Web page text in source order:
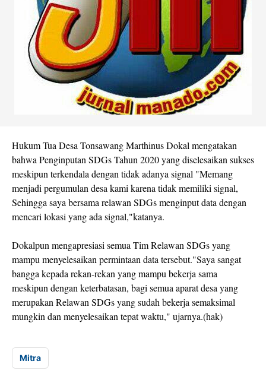
Hukum Tua Desa Tonsawang Marthinus Dokal mengatakan
bahwa Penginputan SDGs Tahun 2020 yang diselesaikan sukses
meskipun terkendala dengan tidak adanya signal "Memang
menjadi pergumulan desa kami karena tidak memiliki signal,
Sehingga saya bersama relawan SDGs menginput data dengan
mencari lokasi yang ada signal,"katanya.
Dokalpun mengapresiasi semua Tim Relawan SDGs yang
mampu menyelesaikan permintaan data tersebut."Saya sangat
bangga kepada rekan-rekan yang mampu bekerja sama
meskipun dengan keterbatasan, bagi semua aparat desa yang
merupakan Relawan SDGs yang sudah bekerja semaksimal
mungkin dan menyelesaikan tepat waktu," ujarnya.(hak)
Mitra